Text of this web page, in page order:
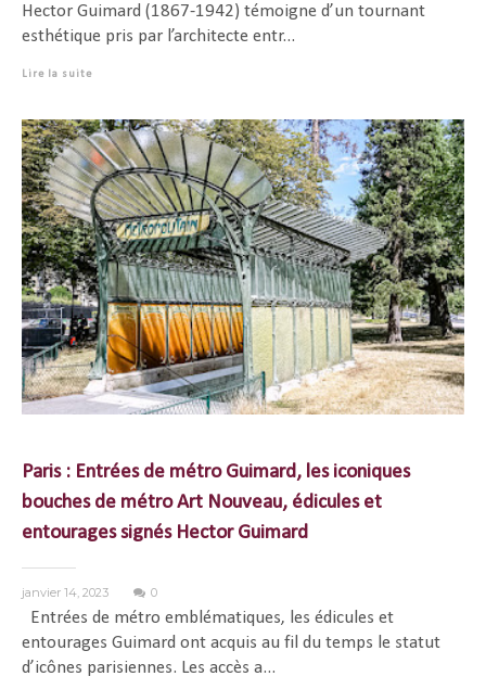
Hector Guimard (1867-1942) témoigne d’un tournant
esthétique pris par l’architecte entr...
Lire la suite
Paris : Entrées de métro Guimard, les iconiques
bouches de métro Art Nouveau, édicules et
entourages signés Hector Guimard
janvier 14, 2023 0
Entrées de métro emblématiques, les édicules et
entourages Guimard ont acquis au fil du temps le statut
d’icônes parisiennes. Les accès a...